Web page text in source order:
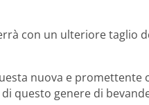
con un ulteriore taglio
nuova e
questo genere di